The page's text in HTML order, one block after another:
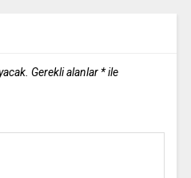
Gerekli alanlar *ile